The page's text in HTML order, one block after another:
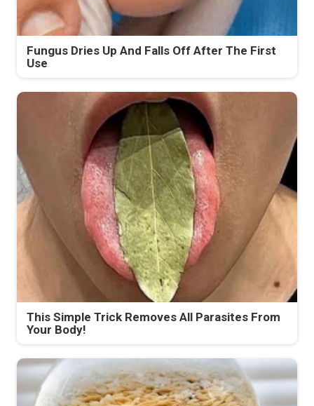
Fungus Dries Up And Falls Off After The First
Use
This Simple Trick Removes All Parasites From
Your Body!